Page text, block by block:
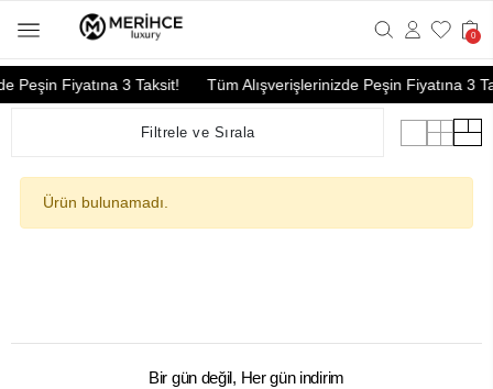
Peşin Fiyatına 3 Taksit! Tüm Alışverişlerinizde Peşin Fiyatına 3
0
Filtrele ve Sırala
Ürün bulunamadı.
Bir gün değil, Her gün indirim